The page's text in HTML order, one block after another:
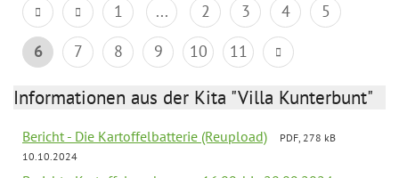
1 ... 2 3 4
5
6
7 8 9 10 11
Informationen aus der Kita "Villa Kunterbunt"
Bericht - Die Kartoffelbatterie (Reupload)
PDF, 278 kB
10.10.2024